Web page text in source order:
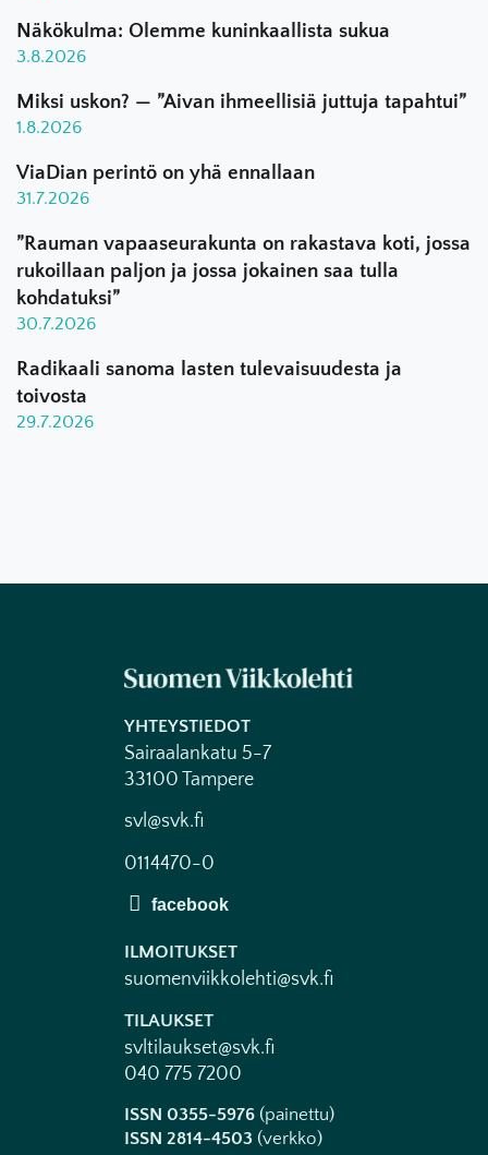
Näkökulma: Olemme kuninkaallista sukua
3.8.2026
Miksi uskon? — ”Aivan ihmeellisiä juttuja tapahtui”
1.8.2026
ViaDian perintö on yhä ennallaan
31.7.2026
”Rauman vapaaseurakunta on rakastava koti, jossa
rukoillaan paljon ja jossa jokainen saa tulla
kohdatuksi”
30.7.2026
Radikaali sanoma lasten tulevaisuudesta ja
toivosta
29.7.2026
YHTEYSTIEDOT
Sairaalankatu 5-7
33100 Tampere
svl@svk.fi
0114470-0
ILMOITUKSET
suomenviikkolehti@svk.fi
TILAUKSET
svltilaukset@svk.fi
040 775 7200
ISSN 0355-5976 (painettu)
ISSN 2814-4503 (verkko)